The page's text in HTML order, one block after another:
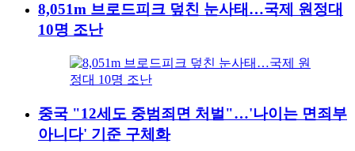
8,051m 브로드피크 덮친 눈사태…국제 원정대
10명 조난
중국 "12세도 중범죄면 처벌"…'나이는 면죄부
아니다' 기준 구체화